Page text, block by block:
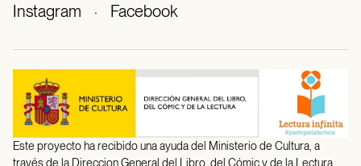
Instagram · Facebook
Este proyecto ha recibido una ayuda del Ministerio de Cultura, a
través de la Direccion General del Libro, del Cómic y de la Lectura.